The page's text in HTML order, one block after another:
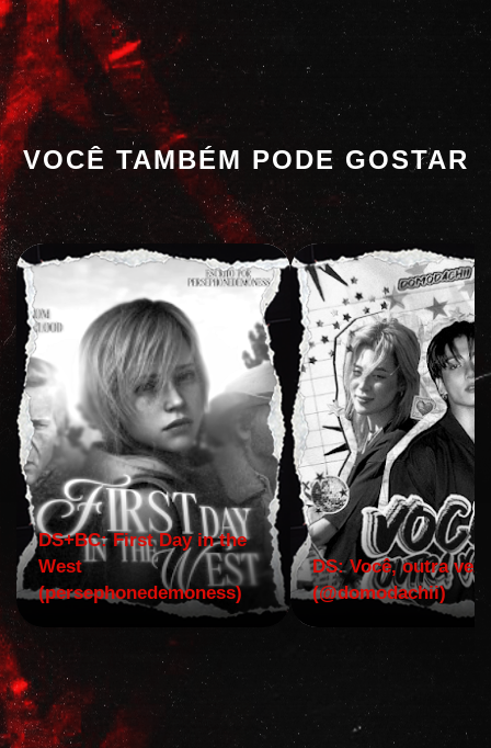
VOCÊ TAMBÉM PODE GOSTAR
DS+BC: First Day in the
West
(persephonedemoness)
DS: Você, outra vez!
(@domodachii)